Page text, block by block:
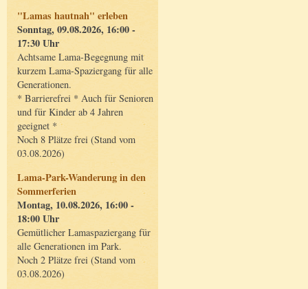
"Lamas hautnah" erleben
Sonntag, 09.08.2026, 16:00 -
17:30 Uhr
Achtsame Lama-Begegnung mit
kurzem Lama-Spaziergang für alle
Generationen.
* Barrierefrei * Auch für Senioren
und für Kinder ab 4 Jahren
geeignet *
Noch 8 Plätze frei (Stand vom
03.08.2026)
Lama-Park-Wanderung in den
Sommerferien
Montag, 10.08.2026, 16:00 -
18:00 Uhr
Gemütlicher Lamaspaziergang für
alle Generationen im Park.
Noch 2 Plätze frei (Stand vom
03.08.2026)